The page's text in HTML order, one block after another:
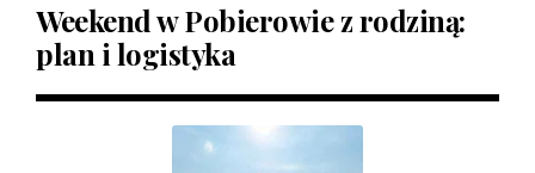
Weekend w Pobierowie z rodziną:
plan i logistyka